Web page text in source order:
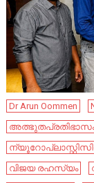
Dr Arun Oommen
വിജയ രഹസ്യം